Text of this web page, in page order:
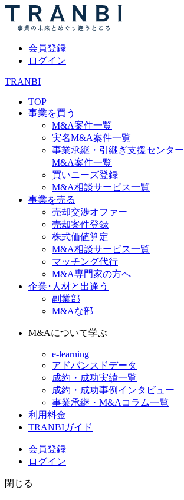
会員登録
ログイン
TRANBI
TOP
事業を買う
M&A案件一覧
実名M&A案件一覧
事業承継・引継ぎ支援センター
M&A案件一覧
買いニーズ登録
M&A相談サービス一覧
事業を売る
売却交渉オファー
売却案件登録
株式価値算定
M&A相談サービス一覧
マッチング代行
M&A専門家の方へ
企業･人材と出逢う
副業部
M&Aな部
M&Aについて学ぶ
e-learning
アドバンスドデータ
成約・成功実績一覧
成約・成功事例インタビュー
事業承継・M&Aコラム一覧
利用料金
TRANBIガイド
会員登録
ログイン
閉じる